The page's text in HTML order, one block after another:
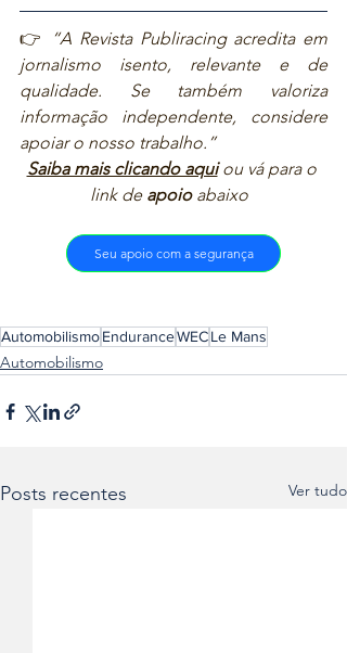
👉
“A Revista Publiracing acredita em
jornalismo isento, relevante e de
qualidade. Se também valoriza
informação independente, considere
apoiar o nosso trabalho.”
Saiba mais clicando aqui ou vá para o
link de apoio abaixo
Seu apoio com a segurança
AutomobilismoEnduranceWECLe Mans
Automobilismo
Posts recentes Ver tudo